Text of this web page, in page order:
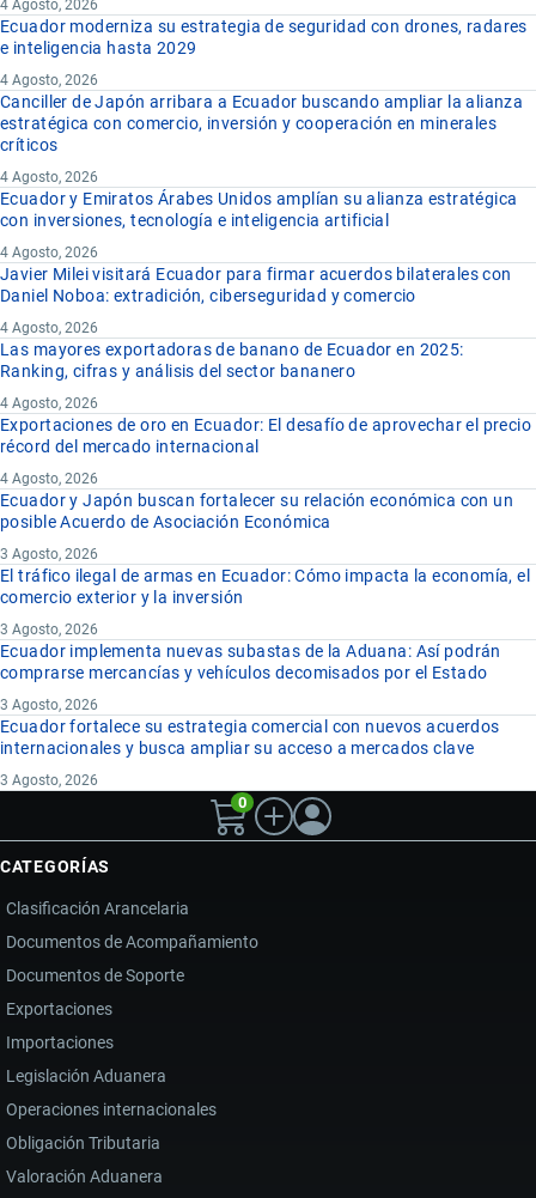
4 Agosto, 2026
Ecuador moderniza su estrategia de seguridad con drones, radares
e inteligencia hasta 2029
4 Agosto, 2026
Canciller de Japón arribara a Ecuador buscando ampliar la alianza
estratégica con comercio, inversión y cooperación en minerales
críticos
4 Agosto, 2026
Ecuador y Emiratos Árabes Unidos amplían su alianza estratégica
con inversiones, tecnología e inteligencia artificial
4 Agosto, 2026
Javier Milei visitará Ecuador para firmar acuerdos bilaterales con
Daniel Noboa: extradición, ciberseguridad y comercio
4 Agosto, 2026
Las mayores exportadoras de banano de Ecuador en 2025:
Ranking, cifras y análisis del sector bananero
4 Agosto, 2026
Exportaciones de oro en Ecuador: El desafío de aprovechar el precio
récord del mercado internacional
4 Agosto, 2026
Ecuador y Japón buscan fortalecer su relación económica con un
posible Acuerdo de Asociación Económica
3 Agosto, 2026
El tráfico ilegal de armas en Ecuador: Cómo impacta la economía, el
comercio exterior y la inversión
3 Agosto, 2026
Ecuador implementa nuevas subastas de la Aduana: Así podrán
comprarse mercancías y vehículos decomisados por el Estado
3 Agosto, 2026
Ecuador fortalece su estrategia comercial con nuevos acuerdos
internacionales y busca ampliar su acceso a mercados clave
3 Agosto, 2026
0
CATEGORÍAS
Clasificación Arancelaria
Documentos de Acompañamiento
Documentos de Soporte
Exportaciones
Importaciones
Legislación Aduanera
Operaciones internacionales
Obligación Tributaria
Valoración Aduanera